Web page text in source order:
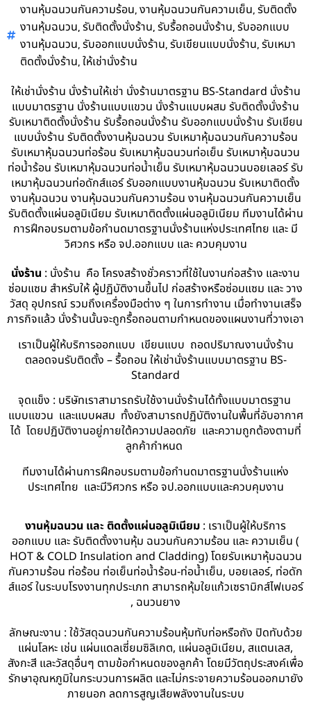
งานหุ้มฉนวนกันความร้อน,งานหุ้มฉนวนกันความเย็น,รับติดตั้ง
งานหุ้มฉนวน,รับติดตั้งนั่งร้าน,รับรื้อถอนนั่งร้าน,รับออกแบบ
งานหุ้มฉนวน,รับออกแบบนั่งร้าน,รับเขียนแบบนั่งร้าน,รับเหมา
ติดตั้งนั่งร้าน,ให้เช่านั่งร้าน
ให้เช่านั่งร้าน นั่งร้านให้เช่า นั่งร้านมาตรฐาน BS-Standard นั่งร้าน
แบบมาตรฐาน นั่งร้านแบบแขวน นั่งร้านแบบผสม รับติดตั้งนั่งร้าน
รับเหมาติดตั้งนั่งร้าน รับรื้อถอนนั่งร้าน รับออกแบบนั่งร้าน รับเขียน
แบบนั่งร้าน รับติดตั้งงานหุ้มฉนวน รับเหมาหุ้มฉนวนกันความร้อน
รับเหมาหุ้มฉนวนท่อร้อน รับเหมาหุ้มฉนวนท่อเย็น รับเหมาหุ้มฉนวน
ท่อน้ำร้อน รับเหมาหุ้มฉนวนท่อน้ำเย็น รับเหมาหุ้มฉนวนบอยเลอร์ รับ
เหมาหุ้มฉนวนท่อดักส์แอร์ รับออกแบบงานหุ้มฉนวน รับเหมาติดตั้ง
งานหุ้มฉนวน งานหุ้มฉนวนกันความร้อน งานหุ้มฉนวนกันความเย็น
รับติดตั้งแผ่นอลูมิเนียม รับเหมาติดตั้งแผ่นอลูมิเนียม ทีมงานได้ผ่าน
การฝึกอบรมตามข้อกำนดมาตรฐานนั่งร้านแห่งประเทศไทย และ มี
วิศวกร หรือ จป.ออกแบบ และ ควบคุมงาน
นั่งร้าน : นั่งร้าน คือ โครงสร้างชั่วคราวที่ใช้ในงานก่อสร้าง และงาน
ซ่อมแซม สำหรับให้ ผู้ปฏิบัติงานขึ้นไป ก่อสร้างหรือซ่อมแซม และ วาง
วัสดุ อุปกรณ์ รวมถึงเครื่องมือต่าง ๆ ในการทำงาน เมื่อทำงานเสร็จ
ภารกิจแล้ว นั่งร้านนั้นจะถูกรื้อถอนตามกำหนดของแผนงานที่วางเอา
เราเป็นผู้ให้บริการออกแบบ เขียนแบบ ถอดปริมาณงานนั่งร้าน
ตลอดจนรับติดตั้ง – รื้อถอน ให้เช่านั่งร้านแบบมาตรฐาน BS-
Standard
จุดแข็ง : บริษัทเราสามารถรับใช้งานนั่งร้านได้ทั้งแบบมาตรฐาน
แบบแขวน และแบบผสม ทั้งยังสามารถปฏิบัติงานในพื้นที่อับอากาศ
ได้ โดยปฏิบัติงานอยู่ภายใต้ความปลอดภัย และความถูกต้องตามที่
ลูกค้ากำหนด
ทีมงานได้ผ่านการฝึกอบรมตามข้อกำนดมาตรฐานนั่งร้านแห่ง
ประเทศไทย และมีวิศวกร หรือ จป.ออกแบบและควบคุมงาน
งานหุ้มฉนวน และ ติดตั้งแผ่นอลูมิเนียม : เราเป็นผู้ให้บริการ
ออกแบบ และ รับติดตั้งงานหุ้ม ฉนวนกันความร้อน และ ความเย็น (
HOT & COLD Insulation and Cladding) โดยรับเหมาหุ้มฉนวน
กันความร้อน ท่อร้อน ท่อเย็นท่อน้ำร้อน-ท่อน้ำเย็น, บอยเลอร์, ท่อดัก
ส์แอร์ ในระบบโรงงานทุกประเภท สามารถหุ้มใยแก้วเซรามิกส์ไฟเบอร์
, ฉนวนยาง
ลักษณะงาน : ใช้วัสดุฉนวนกันความร้อนหุ้มทับท่อหรือถัง ปิดทับด้วย
แผ่นโลหะ เช่น แผ่นแดลเซี่ยมซิลิเกต, แผ่นอลูมิเนียม, สแตนเลส,
สังกะสี และวัสดุอื่นๆ ตามข้อกำหนดของลูกค้า โดยมีวัตถุประสงค์เพื่อ
รักษาอุณหภูมิในกระบวนการผลิต และไม่กระจายความร้อนออกมายัง
ภายนอก ลดการสูญเสียพลังงานในระบบ